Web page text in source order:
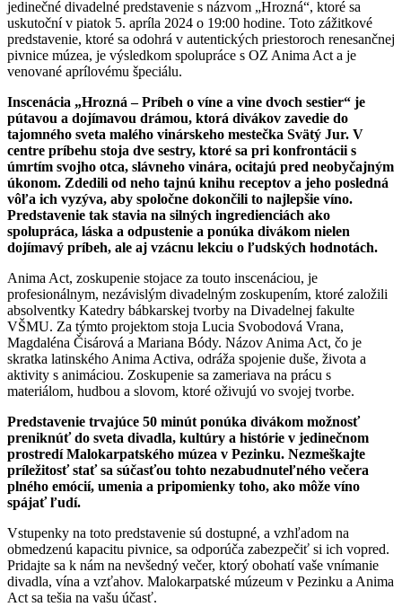
jedinečné divadelné predstavenie s názvom „Hrozná“, ktoré sa
uskutoční v piatok 5. apríla 2024 o 19:00 hodine. Toto zážitkové
predstavenie, ktoré sa odohrá v autentických priestoroch renesančnej
pivnice múzea, je výsledkom spolupráce s OZ Anima Act a je
venované aprílovému špeciálu.
Inscenácia „Hrozná – Príbeh o víne a vine dvoch sestier“ je
pútavou a dojímavou drámou, ktorá divákov zavedie do
tajomného sveta malého vinárskeho mestečka Svätý Jur. V
centre príbehu stoja dve sestry, ktoré sa pri konfrontácii s
úmrtím svojho otca, slávneho vinára, ocitajú pred neobyčajným
úkonom. Zdedili od neho tajnú knihu receptov a jeho posledná
vôľa ich vyzýva, aby spoločne dokončili to najlepšie víno.
Predstavenie tak stavia na silných ingredienciách ako
spolupráca, láska a odpustenie a ponúka divákom nielen
dojímavý príbeh, ale aj vzácnu lekciu o ľudských hodnotách.
Anima Act, zoskupenie stojace za touto inscenáciou, je
profesionálnym, nezávislým divadelným zoskupením, ktoré založili
absolventky Katedry bábkarskej tvorby na Divadelnej fakulte
VŠMU. Za týmto projektom stoja Lucia Svobodová Vrana,
Magdaléna Čisárová a Mariana Bódy. Názov Anima Act, čo je
skratka latinského Anima Activa, odráža spojenie duše, života a
aktivity s animáciou. Zoskupenie sa zameriava na prácu s
materiálom, hudbou a slovom, ktoré oživujú vo svojej tvorbe.
Predstavenie trvajúce 50 minút ponúka divákom možnosť
preniknúť do sveta divadla, kultúry a histórie v jedinečnom
prostredí Malokarpatského múzea v Pezinku. Nezmeškajte
príležitosť stať sa súčasťou tohto nezabudnuteľného večera
plného emócií, umenia a pripomienky toho, ako môže víno
spájať ľudí.
Vstupenky na toto predstavenie sú dostupné, a vzhľadom na
obmedzenú kapacitu pivnice, sa odporúča zabezpečiť si ich vopred.
Pridajte sa k nám na nevšedný večer, ktorý obohatí vaše vnímanie
divadla, vína a vzťahov. Malokarpatské múzeum v Pezinku a Anima
Act sa tešia na vašu účasť.